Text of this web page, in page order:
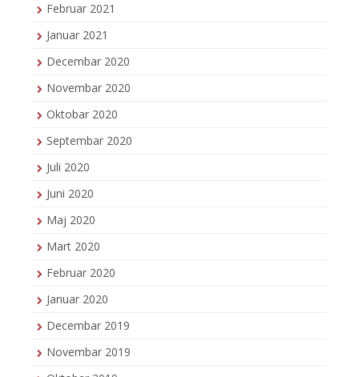
Februar 2021
Januar 2021
Decembar 2020
Novembar 2020
Oktobar 2020
Septembar 2020
Juli 2020
Juni 2020
Maj 2020
Mart 2020
Februar 2020
Januar 2020
Decembar 2019
Novembar 2019